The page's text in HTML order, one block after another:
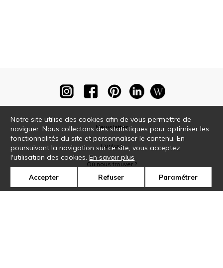
Newsletter
Contact
Où nous trouver ?
Notre site utilise des cookies afin de vous permettre de
naviguer. Nous collectons des statistiques pour optimiser les
fonctionnalités du site et personnaliser le contenu. En
poursuivant la navigation sur ce site, vous acceptez
l'utilisation des cookies.En savoir plus
Accepter Refuser Paramétrer